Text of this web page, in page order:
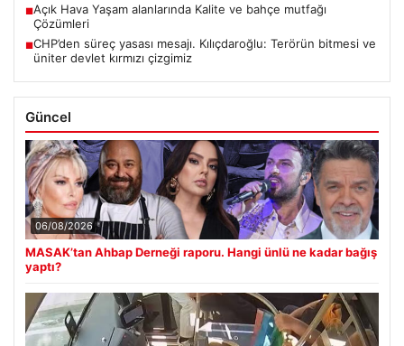
■Açık Hava Yaşam alanlarında Kalite ve bahçe mutfağı
Çözümleri
■CHP’den süreç yasası mesajı. Kılıçdaroğlu: Terörün bitmesi ve
üniter devlet kırmızı çizgimiz
Güncel
06/08/2026
MASAK’tan Ahbap Derneği raporu. Hangi ünlü ne kadar bağış
yaptı?